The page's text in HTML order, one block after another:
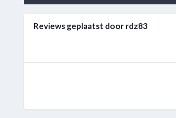
Reviews geplaatst door rdz83